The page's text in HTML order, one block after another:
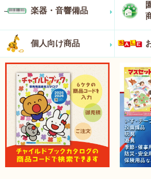
楽器・音響備品
個人向け商品